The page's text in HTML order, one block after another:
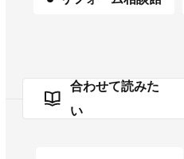
合わせて読みた
い